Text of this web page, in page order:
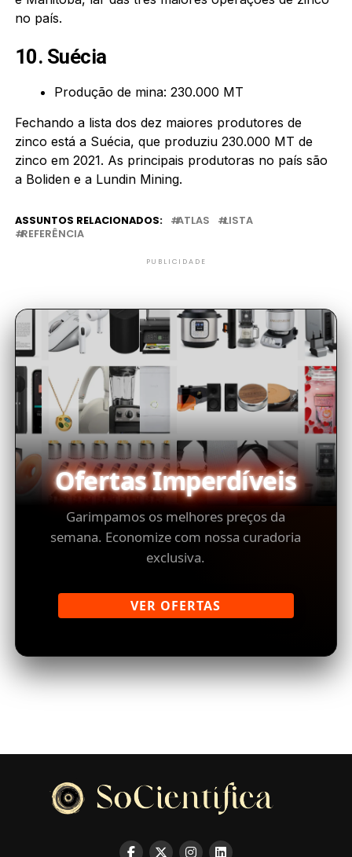
no país.
10. Suécia
Produção de mina: 230.000 MT
Fechando a lista dos dez maiores produtores de
zinco está a Suécia, que produziu 230.000 MT de
zinco em 2021. As principais produtoras no país são
a Boliden e a Lundin Mining.
ASSUNTOS RELACIONADOS: ATLAS
LISTA
REFERÊNCIA
PUBLICIDADE
Ofertas Imperdíveis
Garimpamos os melhores preços da
semana. Economize com nossa curadoria
exclusiva.
VER OFERTAS